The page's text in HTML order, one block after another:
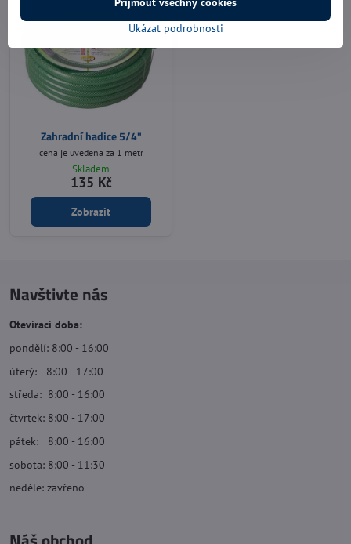
Zahradní hadice 5/4"
cena je uvedena za 1 metr
Skladem
135 Kč
Zobrazit
Navštivte nás
Otevírací doba:
pondělí: 8:00 - 16:00
úterý: 8:00 - 17:00
středa: 8:00 - 16:00
čtvrtek: 8:00 - 17:00
pátek: 8:00 - 16:00
sobota: 8:00 - 11:30
neděle: zavřeno
Ukázat podrobnosti